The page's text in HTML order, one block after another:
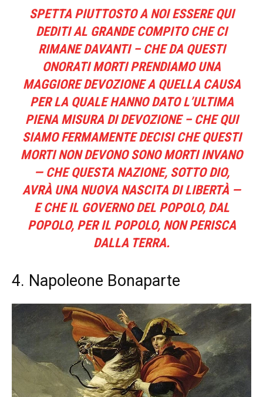
SPETTA PIUTTOSTO A NOI ESSERE QUI
DEDITI AL GRANDE COMPITO CHE CI
RIMANE DAVANTI – CHE DA QUESTI
ONORATI MORTI PRENDIAMO UNA
MAGGIORE DEVOZIONE A QUELLA CAUSA
PER LA QUALE HANNO DATO L’ULTIMA
PIENA MISURA DI DEVOZIONE – CHE QUI
SIAMO FERMAMENTE DECISI CHE QUESTI
MORTI NON DEVONO SONO MORTI INVANO
— CHE QUESTA NAZIONE, SOTTO DIO,
AVRÀ UNA NUOVA NASCITA DI LIBERTÀ —
E CHE IL GOVERNO DEL POPOLO, DAL
POPOLO, PER IL POPOLO, NON PERISCA
DALLA TERRA.
4. Napoleone Bonaparte